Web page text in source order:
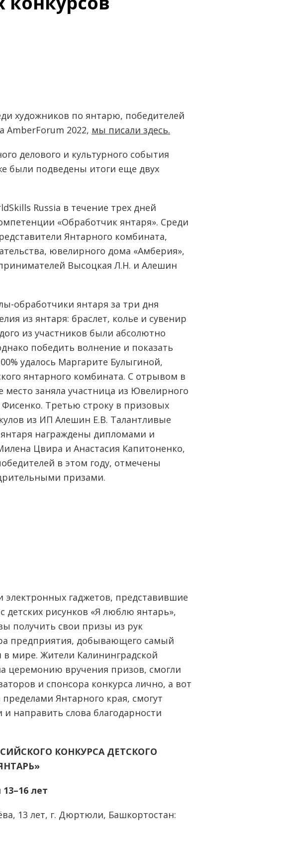
художников по янтарю, победителей
AmberForum 2022, мы писали здесь.
делового и культурного события
были подведены итоги еще двух
Russia в течение трех дней
«Обработчик янтаря». Среди
Янтарного комбината,
ювелирного дома «Амберия»,
Высоцкая Л.Н. и Алешин
обработчики янтаря за три дня
из янтаря: браслет, колье и сувенир
из участников были абсолютно
победить волнение и показать
удалось Маргарите Булыгиной,
янтарного комбината. С отрывом в
место заняла участница из Ювелирного
Третью строку в призовых
из ИП Алешин Е.В. Талантливые
награждены дипломами и
Цвира и Анастасия Капитоненко,
в этом году, отмечены
призами.
электронных гаджетов, представившие
детских рисунков «Я люблю янтарь»,
получить свои призы из рук
предприятия, добывающего самый
мире. Жители Калининградской
церемонию вручения призов, смогли
и спонсора конкурса лично, а вот
пределами Янтарного края, смогут
направить слова благодарности
КОНКУРСА ДЕТСКОГО
лет
13 лет, г. Дюртюли, Башкортостан: